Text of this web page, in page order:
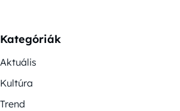
Kategóriák
Aktuális
Kultúra
Trend